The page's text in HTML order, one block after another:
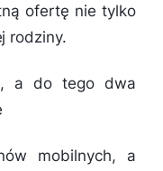
ofertę nie tylko
rodziny.
a do tego dwa
mobilnych, a